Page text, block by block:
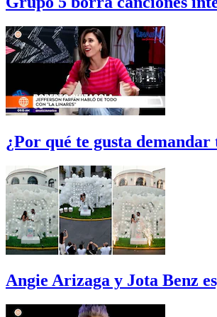
¿Por qué te gusta
Angie Arizaga y Jota Benz